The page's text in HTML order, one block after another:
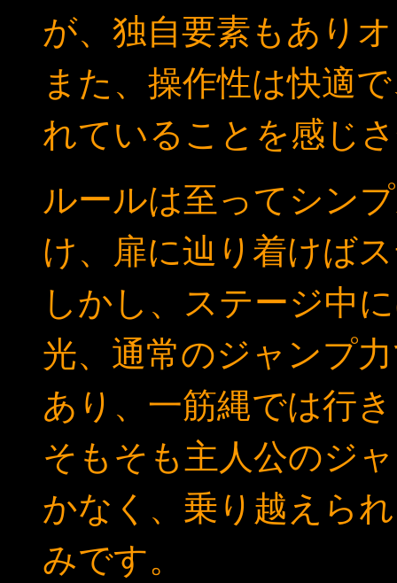
が、独自要素もあり
また、操作性は快適
れていることを感じ
ルールは至ってシン
け、扉に辿り着けば
しかし、ステージ中
光、通常のジャンプ
あり、一筋縄では行
そもそも主人公のジ
かなく、乗り越えら
みです。